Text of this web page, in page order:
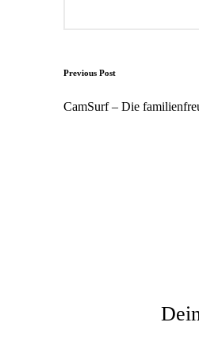
Post
navigation
Previous Post
CamSurf – Die